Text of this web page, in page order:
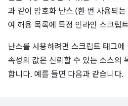
과 같이 암호화 난스 (한 번 사용되
여 허용 목록에 특정 인라인 스크립
난스를 사용하려면 스크립트 태그
속성의 값은 신뢰할 수 있는 소스의
합니다. 예를 들면 다음과 같습니다.